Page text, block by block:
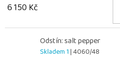
6 150 Kč
Odstín: salt pepper
Skladem 1| 4060/48